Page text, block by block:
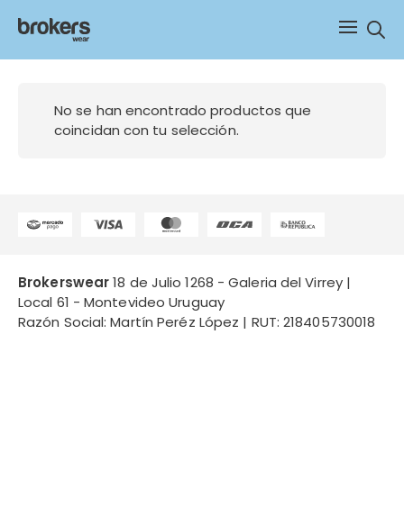
No se han encontrado productos que
coincidan con tu selección.
Brokerswear18 de Julio 1268 - Galeria del Virrey |
Local 61 - Montevideo Uruguay
Razón Social: Martín Peréz López | RUT: 218405730018